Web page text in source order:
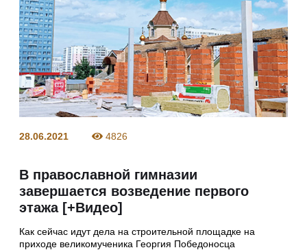
28.06.2021 4826
В православной гимназии
завершается возведение первого
этажа [+Видео]
Как сейчас идут дела на строительной площадке на
приходе великомученика Георгия Победоносца